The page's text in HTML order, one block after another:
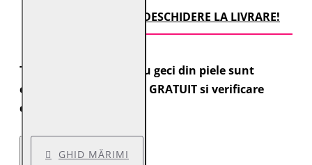
TRANSPORT CU DESCHIDERE LA LIVRARE!
Toate comenzile pentru geci din piele sunt
expediate cu transport GRATUIT si verificare
colet.
GHID MĂRIMI